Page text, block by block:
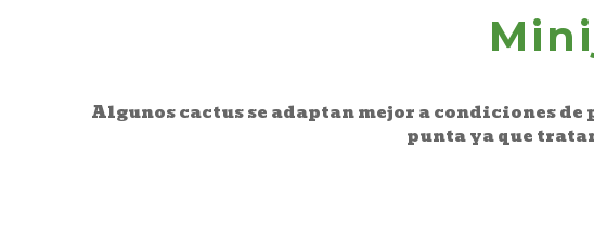
Algunos cactus se adaptan mejor a condiciones
punta ya que